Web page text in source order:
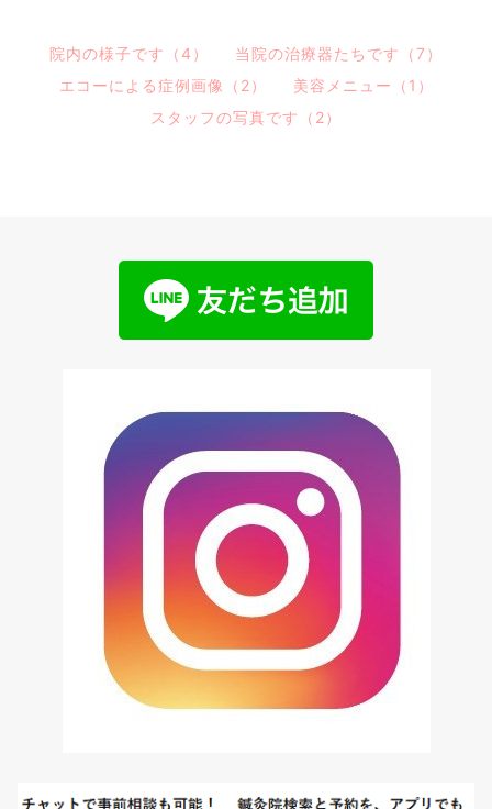
院内の様子です（4）
当院の治療器たちです（7）
エコーによる症例画像（2）
美容メニュー（1）
スタッフの写真です（2）